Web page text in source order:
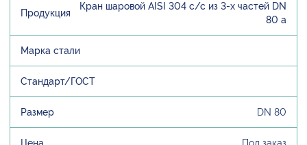
Кран шаровой AISI 304 с/с из 3-х частей DN
80 а
DN 80